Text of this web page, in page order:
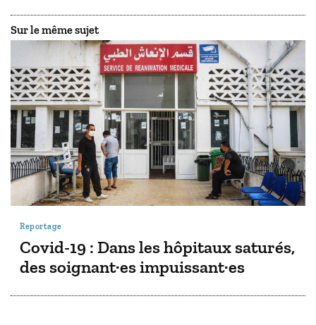
Sur le même sujet
Reportage
Covid-19 : Dans les hôpitaux saturés,
des soignant·es impuissant·es